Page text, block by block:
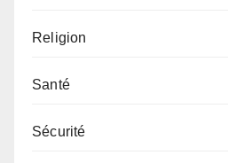
Religion
Santé
Sécurité